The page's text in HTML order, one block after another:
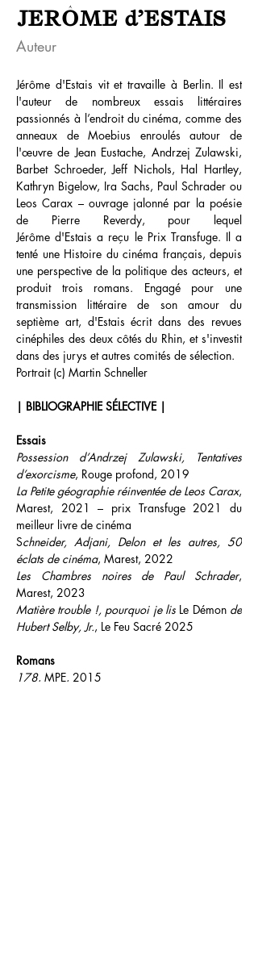
JERÔME d'ESTAIS
Auteur
Jérôme d'Estais vit et travaille à Berlin. Il est
l'auteur de nombreux essais littéraires
passionnés à l’endroit du cinéma, comme des
anneaux de Moebius enroulés autour de
l'œuvre de Jean Eustache, Andrzej Zulawski,
Barbet Schroeder, Jeff Nichols, Hal Hartley,
Kathryn Bigelow, Ira Sachs, Paul Schrader ou
Leos Carax – ouvrage jalonné par la poésie
de Pierre Reverdy, pour lequel
Jérôme d'Estais a reçu le Prix Transfuge. Il a
tenté une Histoire du cinéma français, depuis
une perspective de la politique des acteurs, et
produit trois romans. Engagé pour une
transmission littéraire de son amour du
septième art, d'Estais écrit dans des revues
cinéphiles des deux côtés du Rhin, et s'investit
dans des jurys et autres comités de sélection.
Portrait (c) Martin Schneller
| BIBLIOGRAPHIE SÉLECTIVE |
Essais
Possession d’Andrzej Zulawski, Tentatives
d’exorcisme, Rouge profond, 2019
La Petite géographie réinventée de Leos Carax,
Marest, 2021 – prix Transfuge 2021 du
meilleur livre de cinéma
Schneider, Adjani, Delon et les autres, 50
éclats de cinéma, Marest, 2022
Les Chambres noires de Paul Schrader,
Marest, 2023
Matière trouble !, pourquoi je lis Le Démon de
Hubert Selby, Jr., Le Feu Sacré 2025
Romans
178, MPE, 2015